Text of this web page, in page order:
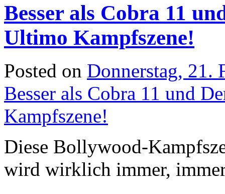
Besser als Cobra 11
Ultimo Kampfszene!
Posted on Donnerstag, 21.
Besser als Cobra 11 und
Kampfszene!
Diese Bollywood-
wird wirklich immer,